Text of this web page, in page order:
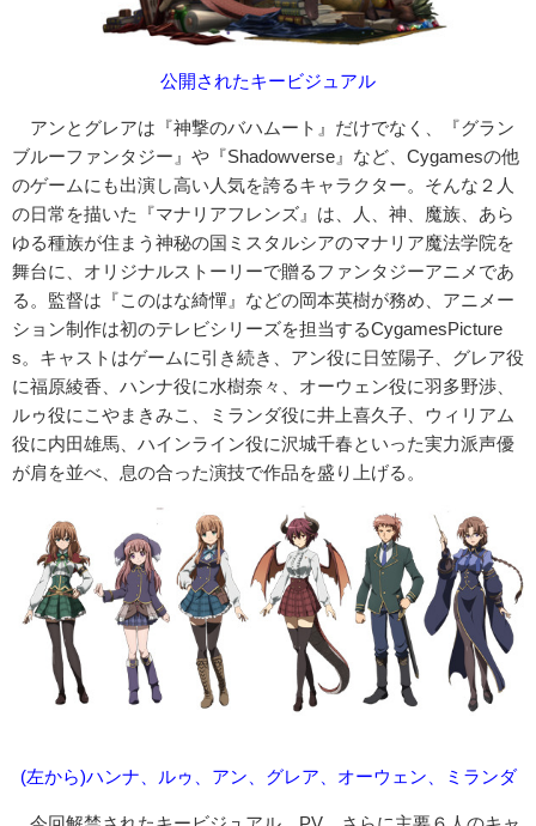
公開されたキービジュアル
アンとグレアは『神撃のバハムート』だけでなく、『グラン
ブルーファンタジー』や『Shadowverse』など、Cygamesの他
のゲームにも出演し高い人気を誇るキャラクター。そんな２人
の日常を描いた『マナリアフレンズ』は、人、神、魔族、あら
ゆる種族が住まう神秘の国ミスタルシアのマナリア魔法学院を
舞台に、オリジナルストーリーで贈るファンタジーアニメであ
る。監督は『このはな綺憚』などの岡本英樹が務め、アニメー
ション制作は初のテレビシリーズを担当するCygamesPicture
s。キャストはゲームに引き続き、アン役に日笠陽子、グレア役
に福原綾香、ハンナ役に水樹奈々、オーウェン役に羽多野渉、
ルゥ役にこやまきみこ、ミランダ役に井上喜久子、ウィリアム
役に内田雄馬、ハインライン役に沢城千春といった実力派声優
が肩を並べ、息の合った演技で作品を盛り上げる。
(左から)ハンナ、ルゥ、アン、グレア、オーウェン、ミランダ